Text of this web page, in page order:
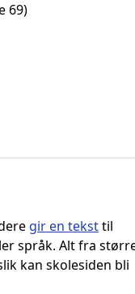
69)
gir en teksttil
språk. Alt fra
kan skolesiden bli